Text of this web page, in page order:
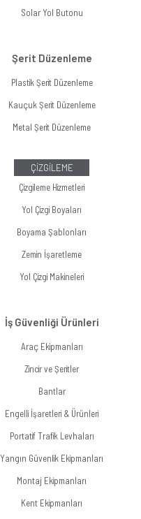
Solar Yol Butonu
Şerit Düzenleme
Plastik Şerit Düzenleme
Kauçuk Şerit Düzenleme
Metal Şerit Düzenleme
ÇİZGİLEME
Çizgileme Hizmetleri
Yol Çizgi Boyaları
Boyama Şablonları
Zemin İşaretleme
Yol Çizgi Makineleri
İş Güvenliği Ürünleri
Araç Ekipmanları
Zincir ve Şeritler
Bantlar
Engelli İşaretleri & Ürünleri
Portatif Trafik Levhaları
Yangın Güvenlik Ekipmanları
Montaj Ekipmanları
Kent Ekipmanları